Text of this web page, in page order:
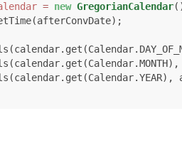
= new GregorianCalendar